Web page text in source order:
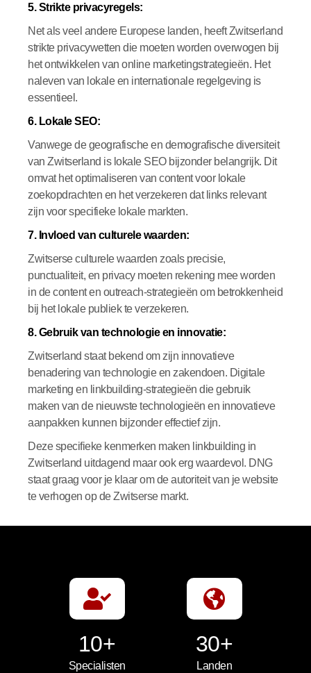
5. Strikte privacyregels:
Net als veel andere Europese landen, heeft Zwitserland
strikte privacywetten die moeten worden overwogen bij
het ontwikkelen van online marketingstrategieën. Het
naleven van lokale en internationale regelgeving is
essentieel.
6. Lokale SEO:
Vanwege de geografische en demografische diversiteit
van Zwitserland is lokale SEO bijzonder belangrijk. Dit
omvat het optimaliseren van content voor lokale
zoekopdrachten en het verzekeren dat links relevant
zijn voor specifieke lokale markten.
7. Invloed van culturele waarden:
Zwitserse culturele waarden zoals precisie,
punctualiteit, en privacy moeten rekening mee worden
in de content en outreach-strategieën om betrokkenheid
bij het lokale publiek te verzekeren.
8. Gebruik van technologie en innovatie:
Zwitserland staat bekend om zijn innovatieve
benadering van technologie en zakendoen. Digitale
marketing en linkbuilding-strategieën die gebruik
maken van de nieuwste technologieën en innovatieve
aanpakken kunnen bijzonder effectief zijn.
Deze specifieke kenmerken maken linkbuilding in
Zwitserland uitdagend maar ook erg waardevol. DNG
staat graag voor je klaar om de autoriteit van je website
te verhogen op de Zwitserse markt.
10+
Specialisten
30+
Landen